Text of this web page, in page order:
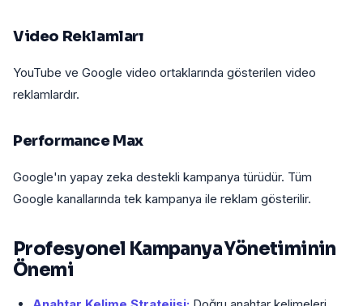
Video Reklamları
YouTube ve Google video ortaklarında gösterilen video
reklamlardır.
Performance Max
Google'ın yapay zeka destekli kampanya türüdür. Tüm
Google kanallarında tek kampanya ile reklam gösterilir.
Profesyonel Kampanya Yönetiminin
Önemi